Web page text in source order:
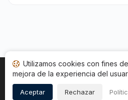
Inicio Estado opiniones
Utilizamos cookies con fines
mejora de la experiencia del
Aceptar Rechazar